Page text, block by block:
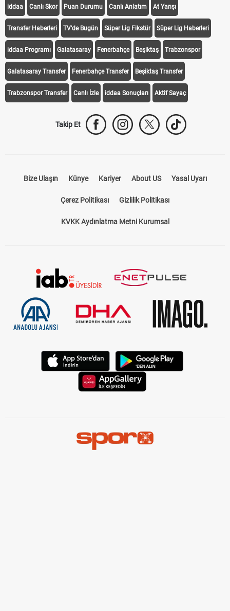
iddaa Canlı Skor Puan Durumu Canlı Anlatım At Yarışı
Transfer Haberleri TV'de Bugün Süper Lig Fikstür Süper Lig Haberleri
iddaa Programı Galatasaray Fenerbahçe Beşiktaş Trabzonspor
Galatasaray Transfer Fenerbahçe Transfer Beşiktaş Transfer
Trabzonspor Transfer Canlı İzle iddaa Sonuçları Aktif Sayaç
Takip Et
Bize Ulaşın Künye Kariyer About US Yasal Uyarı
Çerez Politikası Gizlilik Politikası
KVKK Aydınlatma Metni Kurumsal